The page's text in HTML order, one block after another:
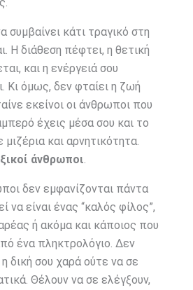
συμβαίνει κάτι τραγικό στη
Η διάθεση πέφτει, η θετική
και η ενέργειά σου
Κι όμως, δεν φταίει η ζωή
εκείνοι οι άνθρωποι που
έχεις μέσα σου και το
μιζέρια και αρνητικότητα.
άνθρωποι.
δεν εμφανίζονται πάντα
να είναι ένας “καλός φίλος”,
ή ακόμα και κάποιος που
ένα πληκτρολόγιο. Δεν
δική σου χαρά ούτε να σε
Θέλουν να σε ελέγξουν,